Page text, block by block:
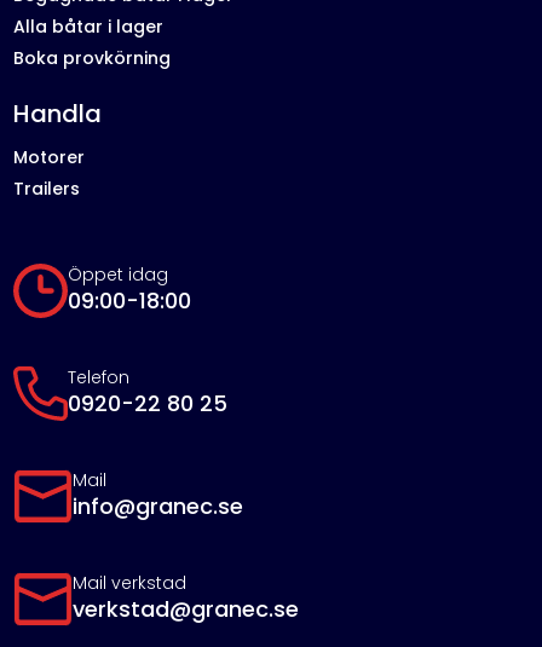
Öppet idag
09:00-18:00
Telefon
0920-22 80 25
Mail
info@granec.se
Mail verkstad
verkstad@granec.se
Alla båtar i lager
Boka provkörning
Handla
Motorer
Trailers